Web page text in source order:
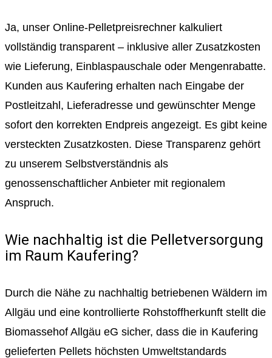
Ja, unser Online-Pelletpreisrechner kalkuliert
vollständig transparent – inklusive aller Zusatzkosten
wie Lieferung, Einblaspauschale oder Mengenrabatte.
Kunden aus Kaufering erhalten nach Eingabe der
Postleitzahl, Lieferadresse und gewünschter Menge
sofort den korrekten Endpreis angezeigt. Es gibt keine
versteckten Zusatzkosten. Diese Transparenz gehört
zu unserem Selbstverständnis als
genossenschaftlicher Anbieter mit regionalem
Anspruch.
Wie nachhaltig ist die Pelletversorgung
im Raum Kaufering?
Durch die Nähe zu nachhaltig betriebenen Wäldern im
Allgäu und eine kontrollierte Rohstoffherkunft stellt die
Biomassehof Allgäu eG sicher, dass die in Kaufering
gelieferten Pellets höchsten Umweltstandards